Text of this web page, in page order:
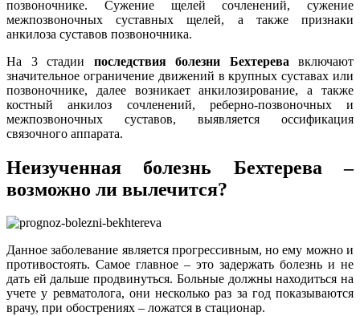
позвоночнике. Сужение щелей сочленений, сужение
межпозвоночных суставных щелей, а также признаки
анкилоза суставов позвоночника.
На 3 стадии последствия болезни Бехтерева включают
значительное ограничение движений в крупных суставах или
позвоночнике, далее возникает анкилозирование, а также
костный анкилоз сочленений, реберно-позвоночных и
межпозвоночных суставов, выявляется оссификация
связочного аппарата.
Неизученная болезнь Бехтерева –
возможно ли вылечится?
Данное заболевание является прогрессивным, но ему можно и
противостоять. Самое главное – это задержать болезнь и не
дать ей дальше продвинуться. Больные должны находиться на
учете у ревматолога, они несколько раз за год показываются
врачу, при обострениях – ложатся в стационар.